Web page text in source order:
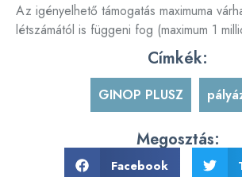
Az igényelhető támogatás maximuma
létszámától is függeni fog (maximum 1
Címkék:
GINOP PLUSZ
Megosztás:
Facebook